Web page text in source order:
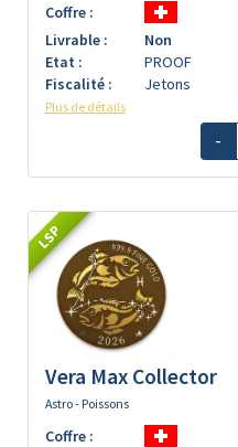
Coffre :
Livrable :
Non
Etat :
PROOF
Fiscalité :
Jetons
Plus de détails
-
LSP
Vera Max Collector
Astro - Poissons
Coffre :